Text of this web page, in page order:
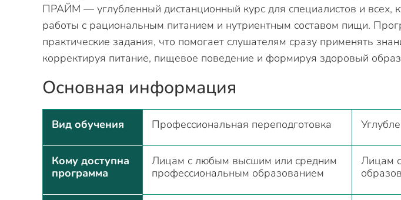
ПРАЙМ — углубленный дистанционный курс для специалистов и всех,
работы с рациональным питанием и нутриентным составом пищи.
практические задания, что помогает слушателям сразу применять
корректируя питание, пищевое поведение и формируя здоровый
Основная информация
Вид обучения Профессиональная переподготовка
Кому доступна
программа
Лицам с любым высшим или средним
профессиональным образованием
Лицам